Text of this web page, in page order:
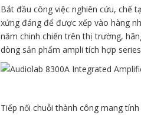
Bắt đầu công việc nghiên cứu, chế
xứng đáng để được xếp vào hàng
năm chinh chiến trên thị trường,
dòng sản phẩm ampli tích hợp
Tiếp nối chuỗi thành công mang